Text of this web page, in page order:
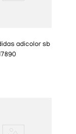
adicolor sb